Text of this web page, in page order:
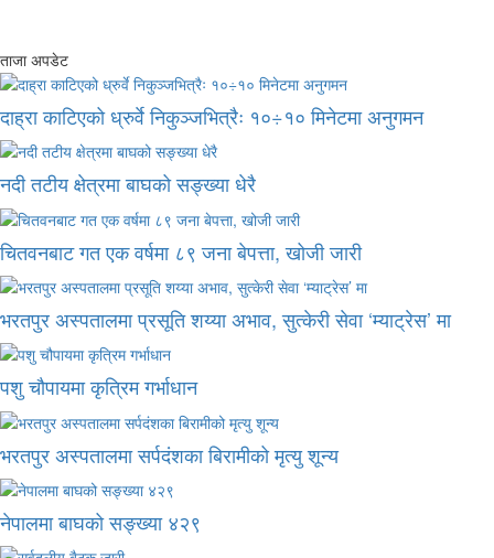
ताजा अपडेट
दाह्रा काटिएको ध्रुर्वे निकुञ्जभित्रैः १०÷१० मिनेटमा अनुगमन
नदी तटीय क्षेत्रमा बाघको सङ्ख्या धेरै
चितवनबाट गत एक वर्षमा ८९ जना बेपत्ता, खोजी जारी
भरतपुर अस्पतालमा प्रसूति शय्या अभाव, सुत्केरी सेवा ‘म्याट्रेस’ मा
पशु चौपायमा कृत्रिम गर्भाधान
भरतपुर अस्पतालमा सर्पदंशका बिरामीको मृत्यु शून्य
नेपालमा बाघको सङ्ख्या ४२९